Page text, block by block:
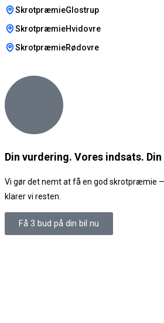
SkrotpræmieGlostrup
SkrotpræmieHvidovre
SkrotpræmieRødovre
Din vurdering. Vores indsats.
Vi gør det nemt at få en god skrotpræmie
klarer vi resten.
Få 3 bud på din bil nu